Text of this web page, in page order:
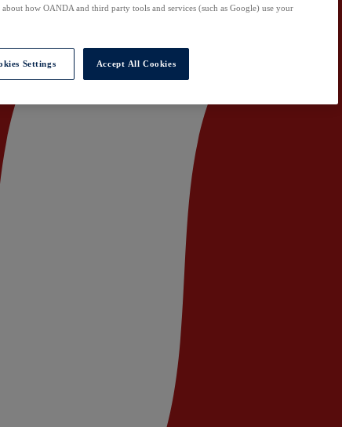
how OANDA and third party tools and services (such as Google) use your
Settings Accept All Cookies